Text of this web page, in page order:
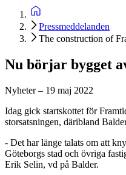
Pressmeddelanden
The construction of
Nu börjar bygget
Nyheter– 19 maj 2022
Idag gick startskottet för
storsatsningen, däribland
- Det har länge talats om att
Göteborgs stad och övriga
Erik Selin, vd på Balder.